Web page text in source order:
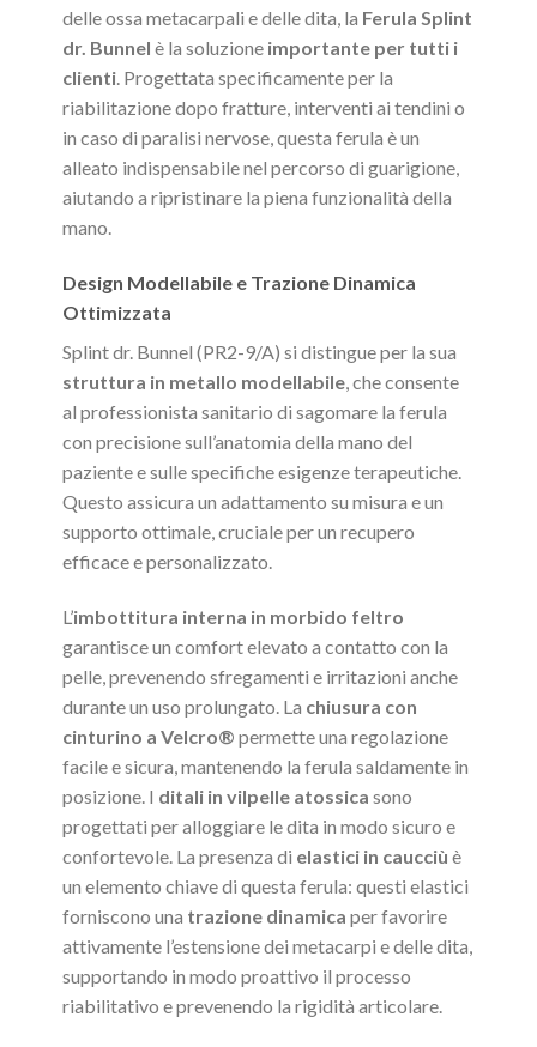
delle ossa metacarpali e delle dita, la Ferula Splint
dr. Bunnel è la soluzione importante per tutti i
clienti. Progettata specificamente per la
riabilitazione dopo fratture, interventi ai tendini o
in caso di paralisi nervose, questa ferula è un
alleato indispensabile nel percorso di guarigione,
aiutando a ripristinare la piena funzionalità della
mano.
Design Modellabile e Trazione Dinamica
Ottimizzata
Splint dr. Bunnel (PR2-9/A) si distingue per la sua
struttura in metallo modellabile, che consente
al professionista sanitario di sagomare la ferula
con precisione sull’anatomia della mano del
paziente e sulle specifiche esigenze terapeutiche.
Questo assicura un adattamento su misura e un
supporto ottimale, cruciale per un recupero
efficace e personalizzato.
L’imbottitura interna in morbido feltro
garantisce un comfort elevato a contatto con la
pelle, prevenendo sfregamenti e irritazioni anche
durante un uso prolungato. La chiusura con
cinturino a Velcro® permette una regolazione
facile e sicura, mantenendo la ferula saldamente in
posizione. I ditali in vilpelle atossica sono
progettati per alloggiare le dita in modo sicuro e
confortevole. La presenza di elastici in caucciù è
un elemento chiave di questa ferula: questi elastici
forniscono una trazione dinamica per favorire
attivamente l’estensione dei metacarpi e delle dita,
supportando in modo proattivo il processo
riabilitativo e prevenendo la rigidità articolare.